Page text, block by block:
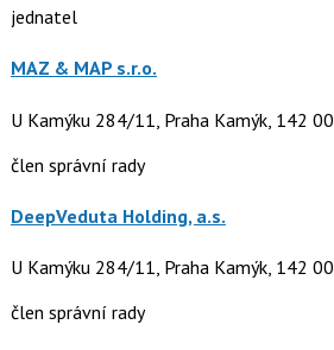
jednatel
MAZ & MAP s.r.o.
U Kamýku 284/11, Praha Kamýk, 142 00
člen správní rady
DeepVeduta Holding, a.s.
U Kamýku 284/11, Praha Kamýk, 142 00
člen správní rady